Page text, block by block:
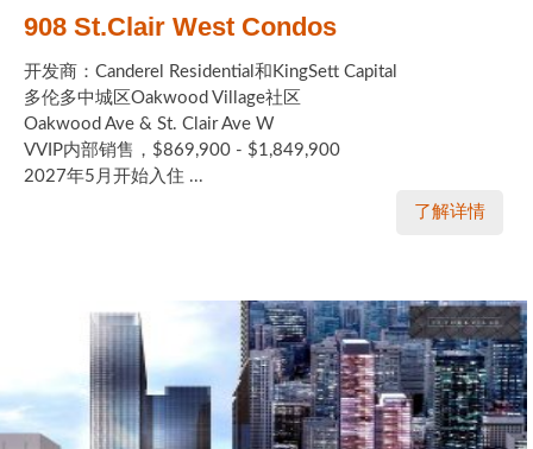
908 St.Clair West Condos
开发商：Canderel Residential和KingSett Capital
多伦多中城区Oakwood Village社区
Oakwood Ave & St. Clair Ave W
VVIP内部销售，$869,900 - $1,849,900
2027年5月开始入住 ...
了解详情